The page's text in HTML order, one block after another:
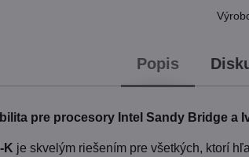
Popis
pre procesory Intel Sandy Bridge a
K je skvelým riešením pre všetkých, ktorí